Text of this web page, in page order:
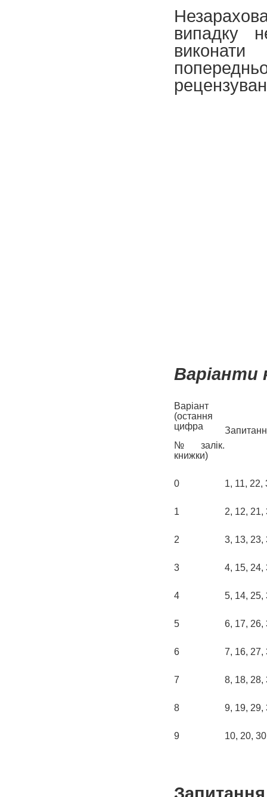
випадку
Варіанти
Варіант
(остання
цифра
№ залік.
книжки)
0 1, 11, 22,
1 2, 12, 21,
2 3, 13, 23,
3 4, 15, 24,
4 5, 14, 25,
5 6, 17, 26,
6 7, 16, 27,
7 8, 18, 28,
8 9, 19, 29,
9 10, 20,